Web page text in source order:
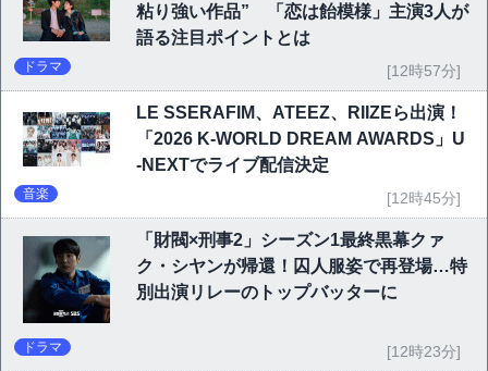
粘り強い作品” 「恋は飴模様」主演3人が
語る注目ポイントとは
ドラマ [12時57分]
LE SSERAFIM、ATEEZ、RIIZEら出演！
「2026 K-WORLD DREAM AWARDS」U
-NEXTでライブ配信決定
音楽 [12時45分]
「財閥×刑事2」シーズン1最終黒幕クァ
ク・シヤンが帰還！囚人服姿で再登場…特
別出演リレーのトップバッターに
ドラマ [12時23分]